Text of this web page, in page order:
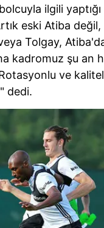
ilgili yaptığı
eski Atiba değil,
Tolgay,
kadromuz şu an
ve
dedi.